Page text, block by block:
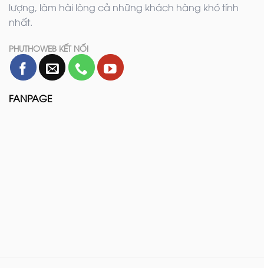
lượng, làm hài lòng cả những khách hàng khó tính
nhất.
PHUTHOWEB KẾT NỐI
FANPAGE